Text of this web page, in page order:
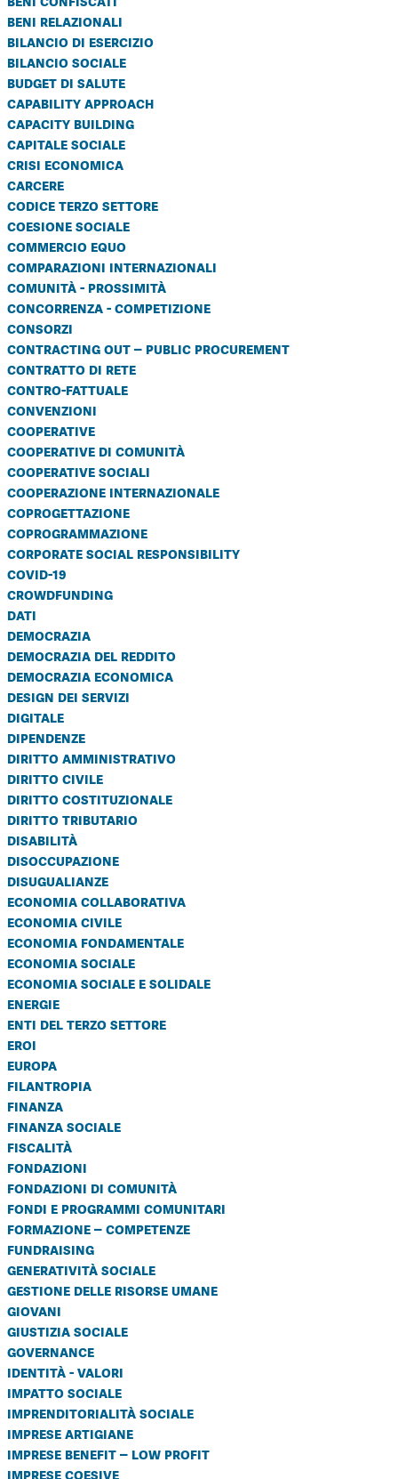
beni relazionali
bilancio di esercizio
bilancio sociale
budget di salute
capability approach
capacity building
capitale sociale
crisi economica
carcere
codice terzo settore
coesione sociale
commercio equo
comparazioni internazionali
comunità - prossimità
concorrenza - competizione
consorzi
contracting out – public procurement
contratto di rete
contro-fattuale
convenzioni
cooperative
cooperative di comunità
cooperative sociali
cooperazione internazionale
coprogettazione
coprogrammazione
corporate social responsibility
covid-19
crowdfunding
dati
democrazia
democrazia del reddito
democrazia economica
design dei servizi
digitale
dipendenze
diritto amministrativo
diritto civile
diritto costituzionale
diritto tributario
disabilità
disoccupazione
disugualianze
economia collaborativa
economia civile
economia fondamentale
economia sociale
economia sociale e solidale
energie
enti del terzo settore
eroi
europa
filantropia
finanza
finanza sociale
fiscalità
fondazioni
fondazioni di comunità
fondi e programmi comunitari
formazione – competenze
fundraising
generatività sociale
gestione delle risorse umane
giovani
giustizia sociale
governance
identità - valori
impatto sociale
imprenditorialità sociale
imprese artigiane
imprese benefit – low profit
imprese coesive